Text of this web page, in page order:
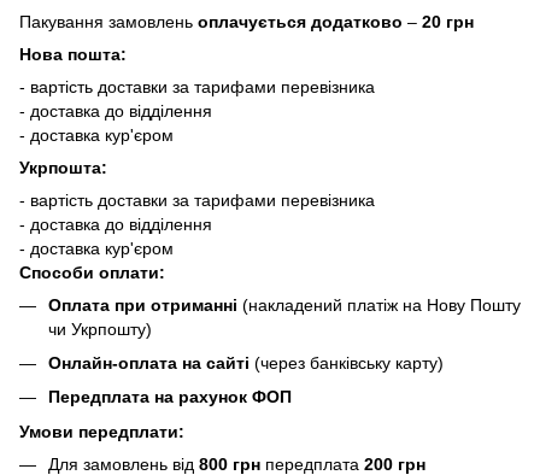
Пакування замовлень оплачується додатково – 20 грн
Нова пошта:
- вартість доставки за тарифами перевізника
- доставка до відділення
- доставка кур'єром
Укрпошта:
- вартість доставки за тарифами перевізника
- доставка до відділення
- доставка кур'єром
Способи оплати:
Оплата при отриманні (накладений платіж на Нову Пошту
чи Укрпошту)
Онлайн-оплата на сайті (через банківську карту)
Передплата на рахунок ФОП
Умови передплати:
Для замовлень від 800 грн передплата 200 грн